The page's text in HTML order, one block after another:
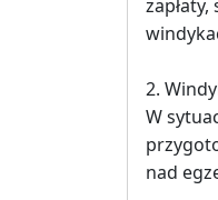
2.
W
nad